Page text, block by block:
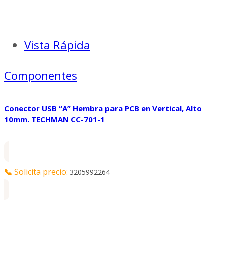
Vista Rápida
Componentes
Conector USB “A” Hembra para PCB en Vertical, Alto
10mm. TECHMAN CC-701-1
📞 Solicita precio: 3205992264